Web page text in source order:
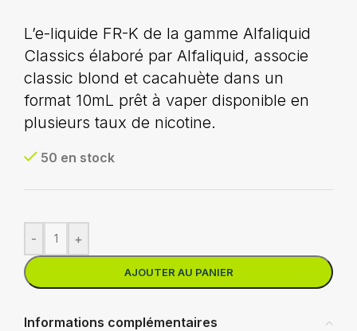
L’e-liquide FR-K de la gamme Alfaliquid
Classics élaboré par Alfaliquid, associe
classic blond et cacahuète dans un
format 10mL prêt à vaper disponible en
plusieurs taux de nicotine.
50 en stock
- +
AJOUTER AU PANIER
Informations complémentaires